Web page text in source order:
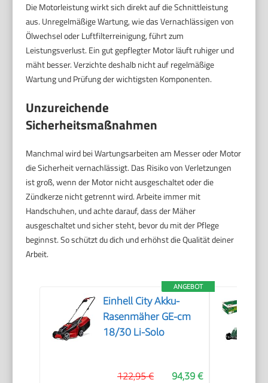
Die Motorleistung wirkt sich direkt auf die Schnittleistung
aus. Unregelmäßige Wartung, wie das Vernachlässigen von
Ölwechsel oder Luftfilterreinigung, führt zum
Leistungsverlust. Ein gut gepflegter Motor läuft ruhiger und
mäht besser. Verzichte deshalb nicht auf regelmäßige
Wartung und Prüfung der wichtigsten Komponenten.
Unzureichende
Sicherheitsmaßnahmen
Manchmal wird bei Wartungsarbeiten am Messer oder Motor
die Sicherheit vernachlässigt. Das Risiko von Verletzungen
ist groß, wenn der Motor nicht ausgeschaltet oder die
Zündkerze nicht getrennt wird. Arbeite immer mit
Handschuhen, und achte darauf, dass der Mäher
ausgeschaltet und sicher steht, bevor du mit der Pflege
beginnst. So schützt du dich und erhöhst die Qualität deiner
Arbeit.
ANGEBOT
Einhell City Akku-
Rasenmäher GE-cm
18/30 Li-Solo
94,39 €
122,95 €